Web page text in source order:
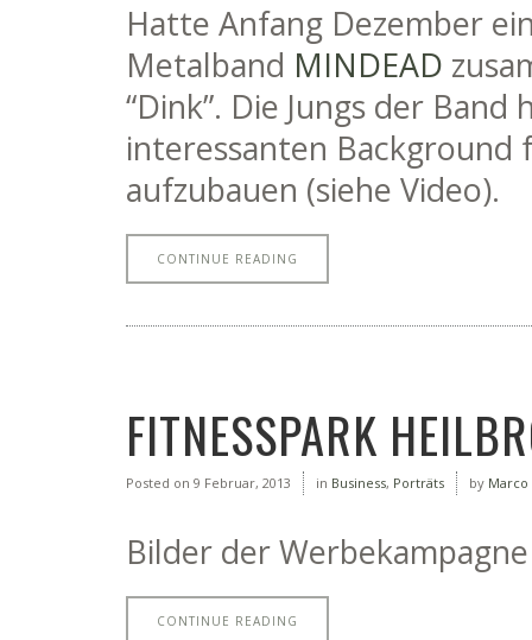
Hatte Anfang Dezember
Metalband MINDEAD
“Dink”. Die Jungs der
interessanten Background
aufzubauen (siehe Video).
CONTINUE READING
FITNESSPARK
Posted on 9 Februar, 2013 in Business, Porträts by Marco
Bilder der
CONTINUE READING